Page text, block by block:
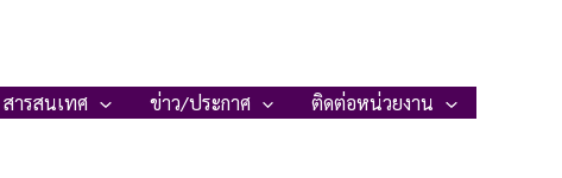
สารสนเทศ ข่าว/ประกาศ ติดต่อหน่วยงาน